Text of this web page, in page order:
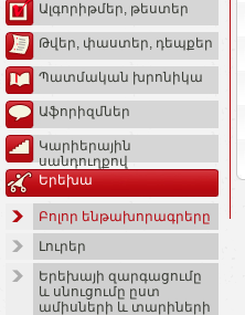
Ալգորիթմեր, թեստեր
Թվեր, փաստեր, դեպքեր
Պատմական խրոնիկա
Աֆորիզմներ
Կարիերային
սանդուղքով
Երեխա
Բոլոր ենթախորագրերը
Լուրեր
Երեխայի զարգացումը
և սնուցումը ըստ
ամիսների և տարիների